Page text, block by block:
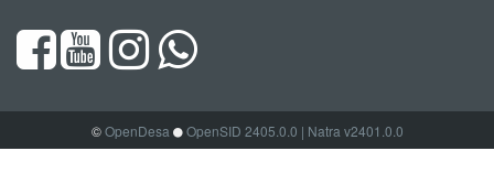
©OpenDesa OpenSID 2405.0.0 | Natra v2401.0.0